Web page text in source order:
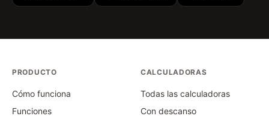
PRODUCTO
Cómo funciona
Funciones
CALCULADORAS
Todas las calculadoras
Con descanso